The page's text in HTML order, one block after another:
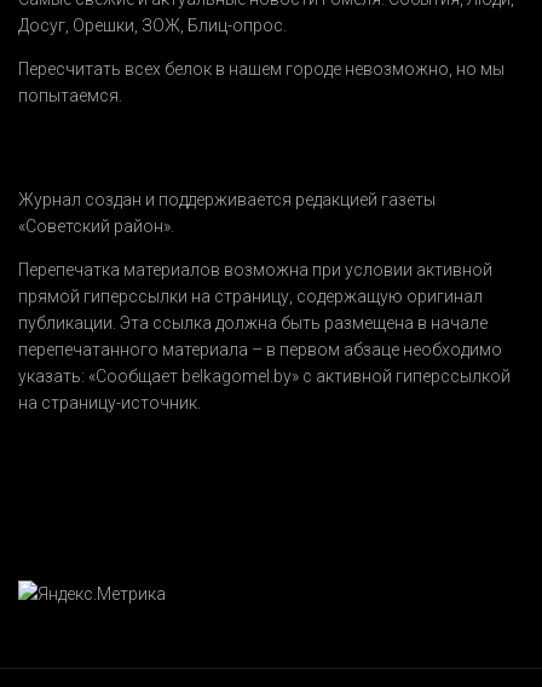
Досуг, Орешки, ЗОЖ, Блиц-опрос.
Пересчитать всех белок в нашем городе невозможно, но мы
попытаемся.
Журнал создан и поддерживается редакцией газеты
«Советский район».
Перепечатка материалов возможна при условии активной
прямой гиперссылки на страницу, содержащую оригинал
публикации. Эта ссылка должна быть размещена в начале
перепечатанного материала – в первом абзаце необходимо
указать: «Сообщает belkagomel.by» с активной гиперссылкой
на страницу-источник.